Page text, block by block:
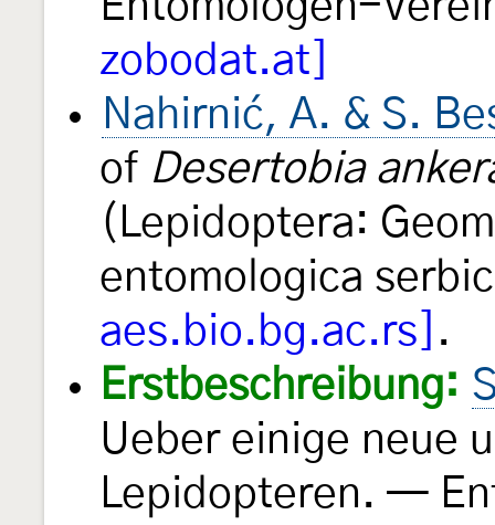
zobodat.at]
Nahirnić, A. & S.
of Desertobia
(Lepidoptera:
entomologica
aes.bio.bg.ac.rs] .
Erstbeschreibung:
Ueber einige neue
Lepidopteren. —